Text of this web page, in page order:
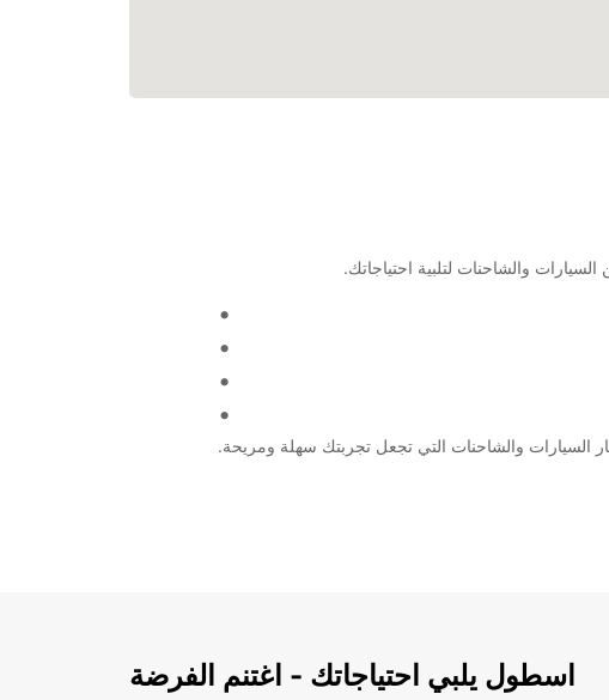
اسطول يلبي احتياجاتك - اغتنم الفرضة